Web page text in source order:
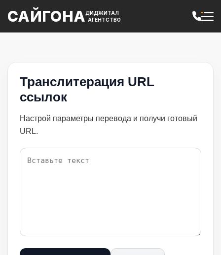
САЙГОНАДИДЖИТАЛ
АГЕНТСТВО
Транслитерация URL
ссылок
Настрой параметры перевода и получи готовый
URL.